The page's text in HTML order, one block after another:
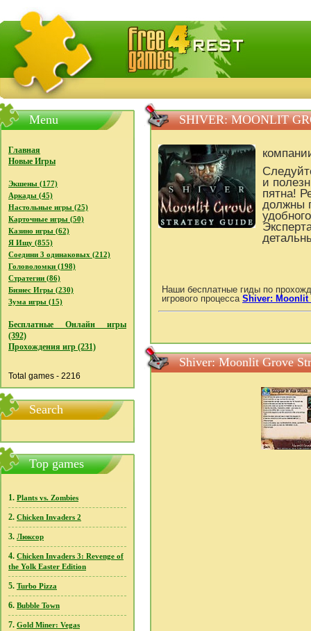
FreeGames4Rrest - Бесплатно скачать игры,
Menu
Главная
Новые Игры
Экшены (177)
Аркады (45)
Настольные игры (25)
Карточные игры (50)
Казино игры (62)
Я Ищу (855)
Соедини 3 одинаковых (212)
Головоломки (198)
Стратегии (86)
Бизнес Игры (230)
Зума игры (15)
Бесплатные Онлайн игры
(392)
Прохождения игр (231)
Total games - 2216
Search
Top games
1. Plants vs. Zombies
2. Chicken Invaders 2
3. Люксор
4. Chicken Invaders 3: Revenge of
the Yolk Easter Edition
5. Turbo Pizza
6. Bubble Town
7. Gold Miner: Vegas
SHIVER: MOONLIT
и
пятна!
должны
Наши бесплатные гиды по
игрового процесса Shiver: Moonlit
Shiver: Moonlit Grove